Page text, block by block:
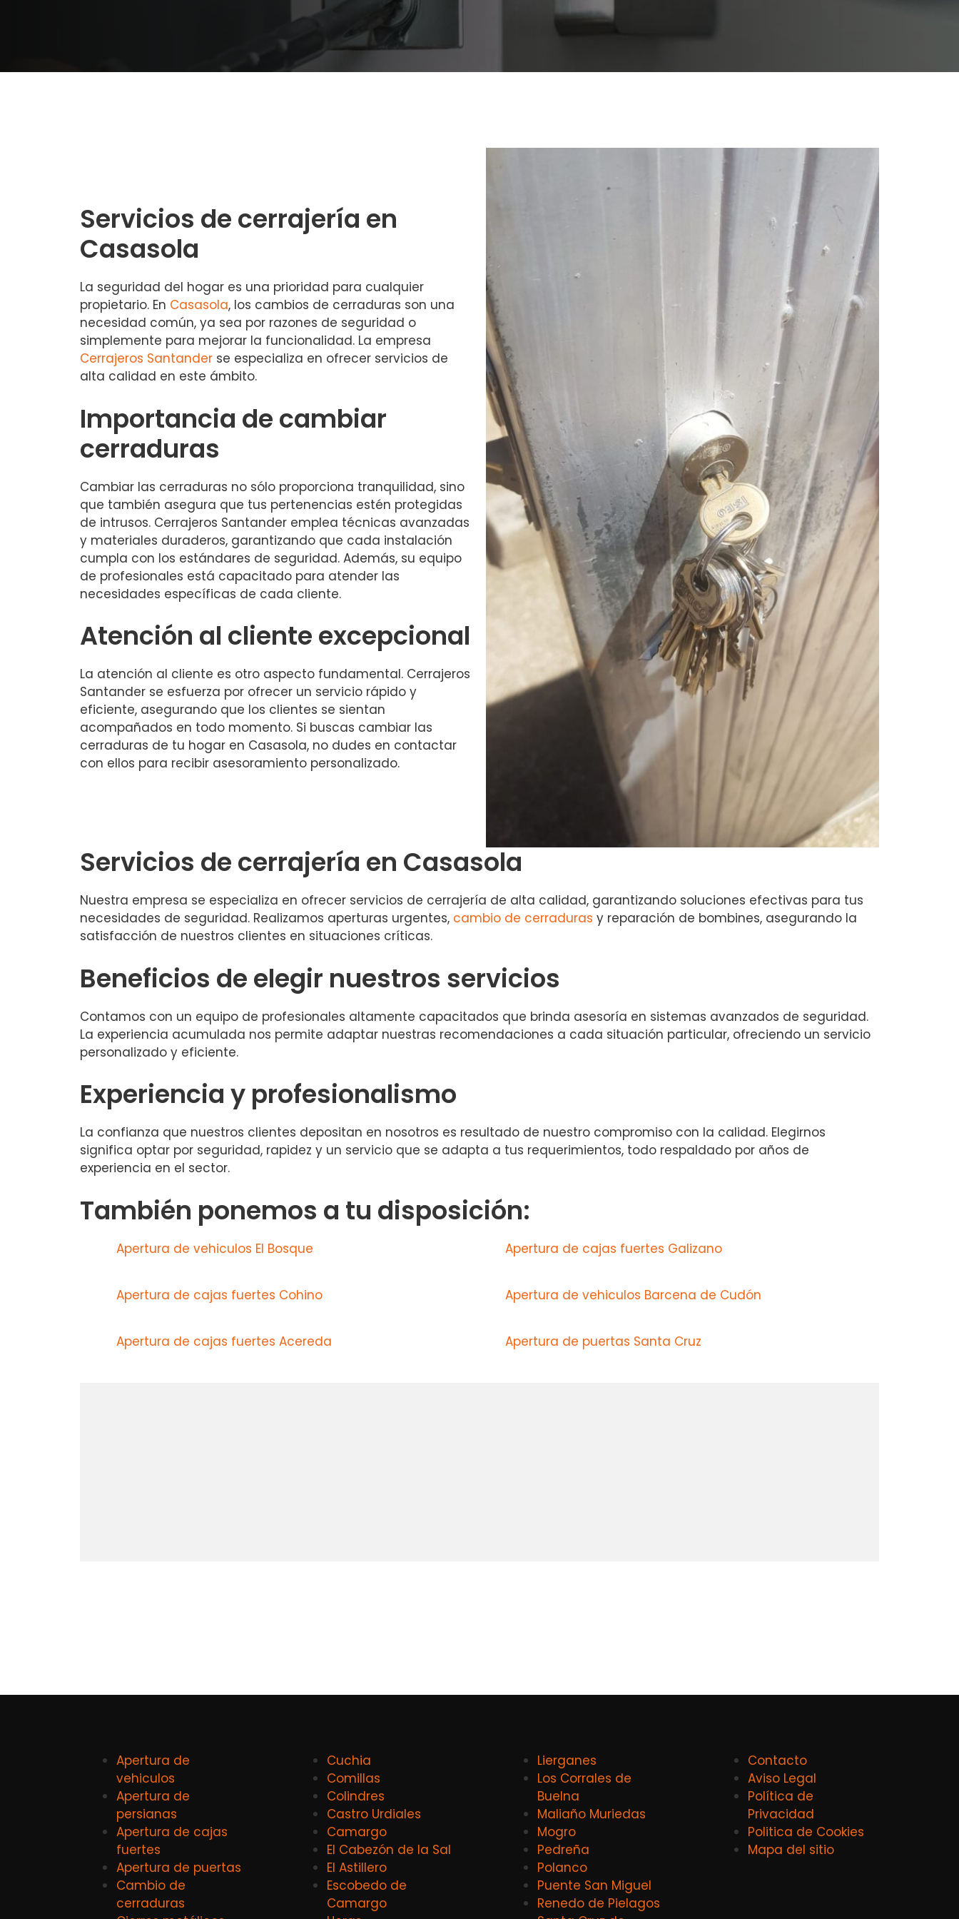
Servicios de cerrajería en
Casasola
La seguridad del hogar es una prioridad para cualquier
propietario. En Casasola, los cambios de cerraduras son una
necesidad común, ya sea por razones de seguridad o
simplemente para mejorar la funcionalidad. La empresa
Cerrajeros Santander se especializa en ofrecer servicios de
alta calidad en este ámbito.
Importancia de cambiar
cerraduras
Cambiar las cerraduras no sólo proporciona tranquilidad, sino
que también asegura que tus pertenencias estén protegidas
de intrusos. Cerrajeros Santander emplea técnicas avanzadas
y materiales duraderos, garantizando que cada instalación
cumpla con los estándares de seguridad. Además, su equipo
de profesionales está capacitado para atender las
necesidades específicas de cada cliente.
Atención al cliente excepcional
La atención al cliente es otro aspecto fundamental. Cerrajeros
Santander se esfuerza por ofrecer un servicio rápido y
eficiente, asegurando que los clientes se sientan
acompañados en todo momento. Si buscas cambiar las
cerraduras de tu hogar en Casasola, no dudes en contactar
con ellos para recibir asesoramiento personalizado.
Servicios de cerrajería en Casasola
Nuestra empresa se especializa en ofrecer servicios de cerrajería de alta calidad, garantizando soluciones efectivas para tus
necesidades de seguridad. Realizamos aperturas urgentes, cambio de cerraduras y reparación de bombines, asegurando la
satisfacción de nuestros clientes en situaciones críticas.
Beneficios de elegir nuestros servicios
Contamos con un equipo de profesionales altamente capacitados que brinda asesoría en sistemas avanzados de seguridad.
La experiencia acumulada nos permite adaptar nuestras recomendaciones a cada situación particular, ofreciendo un servicio
personalizado y eficiente.
Experiencia y profesionalismo
La confianza que nuestros clientes depositan en nosotros es resultado de nuestro compromiso con la calidad. Elegirnos
significa optar por seguridad, rapidez y un servicio que se adapta a tus requerimientos, todo respaldado por años de
experiencia en el sector.
También ponemos a tu disposición:
Apertura de vehiculos El Bosque Apertura de cajas fuertes Galizano
Apertura de cajas fuertes Cohino Apertura de vehiculos Barcena de Cudón
Apertura de cajas fuertes Acereda Apertura de puertas Santa Cruz
Apertura de
vehiculos
Apertura de
persianas
Apertura de cajas
fuertes
Apertura de puertas
Cambio de
cerraduras
Cuchia
Comillas
Colindres
Castro Urdiales
Camargo
El Cabezón de la Sal
El Astillero
Escobedo de
Camargo
Lierganes
Los Corrales de
Buelna
Maliaño Muriedas
Mogro
Pedreña
Polanco
Puente San Miguel
Renedo de Pielagos
Contacto
Aviso Legal
Política de
Privacidad
Politica de Cookies
Mapa del sitio